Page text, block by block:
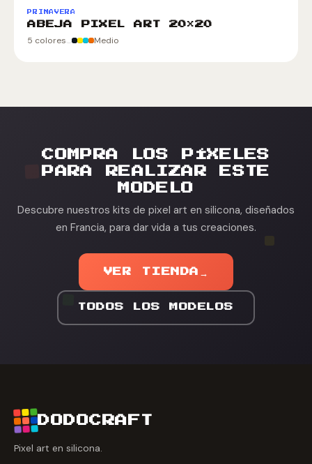
PRIMAVERA
ABEJA PIXEL ART 20×20
5 colores Medio
COMPRA LOS PÍXELES
PARA REALIZAR ESTE
MODELO
Descubre nuestros kits de pixel art en silicona, diseñados
en Francia, para dar vida a tus creaciones.
VER TIENDA
TODOS LOS MODELOS
DODOCRAFT
Pixel art en silicona.